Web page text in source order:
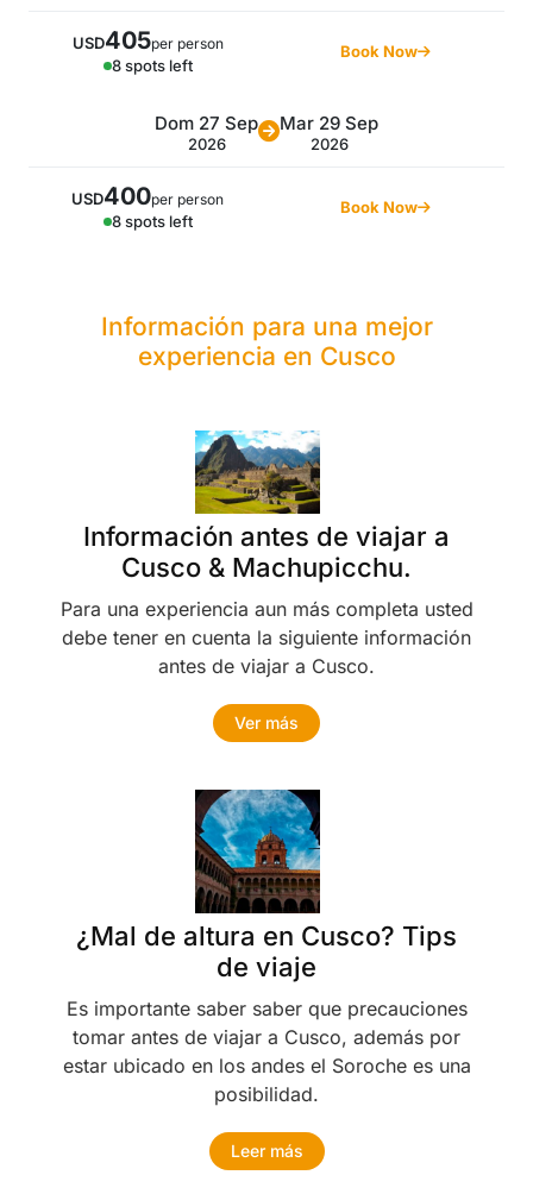
USD405per person
8 spots left
Book Now
Dom 27 Sep
2026
Mar 29 Sep
2026
USD400per person
8 spots left
Book Now
Información para una mejor
experiencia en Cusco
Información antes de viajar a
Cusco & Machupicchu.
Para una experiencia aun más completa usted
debe tener en cuenta la siguiente información
antes de viajar a Cusco.
Ver más
¿Mal de altura en Cusco? Tips
de viaje
Es importante saber saber que precauciones
tomar antes de viajar a Cusco, además por
estar ubicado en los andes el Soroche es una
posibilidad.
Leer más